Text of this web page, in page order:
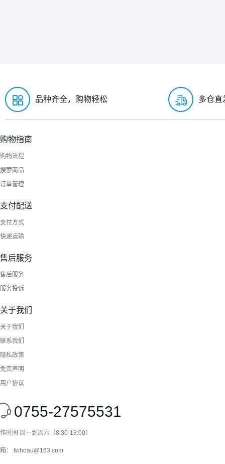
品种齐全，购物轻松 多仓直
购物指南
购物流程
搜索商品
订单管理
支付配送
支付方式
快递运输
售后服务
售后服务
服务投诉
关于我们
关于我们
联系我们
隐私政策
免责声明
用户协议
0755-27575531
时间 周一到周六（8:30-18:00）
： twhoau@163.com